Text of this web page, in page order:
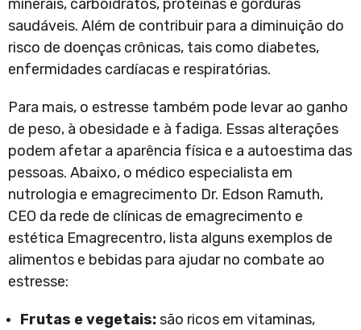
minerais, carboidratos, proteínas e gorduras
saudáveis. Além de contribuir para a diminuição do
risco de doenças crônicas, tais como diabetes,
enfermidades cardíacas e respiratórias.
Para mais, o estresse também pode levar ao ganho
de peso, à obesidade e à fadiga. Essas alterações
podem afetar a aparência física e a autoestima das
pessoas. Abaixo, o médico especialista em
nutrologia e emagrecimento Dr. Edson Ramuth,
CEO da rede de clínicas de emagrecimento e
estética Emagrecentro, lista alguns exemplos de
alimentos e bebidas para ajudar no combate ao
estresse:
Frutas e vegetais:são ricos em vitaminas,